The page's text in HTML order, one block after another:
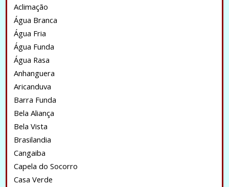
Aclimação
Água Branca
Água Fria
Água Funda
Água Rasa
Anhanguera
Aricanduva
Barra Funda
Bela Aliança
Bela Vista
Brasilandia
Cangaiba
Capela do Socorro
Casa Verde